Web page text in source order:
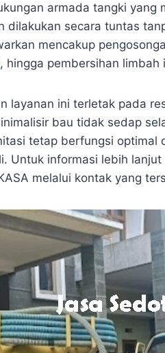
armada tangki
dilakukan secara tuntas
mencakup
hingga pembersihan
layanan ini terletak pada
bau tidak sedap
tetap berfungsi optimal
Untuk informasi lebih
melalui kontak yang